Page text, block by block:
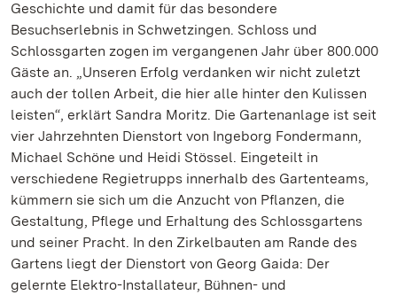
Geschichte und damit für das besondere
Besuchserlebnis in Schwetzingen. Schloss und
Schlossgarten zogen im vergangenen Jahr über 800.000
Gäste an. „Unseren Erfolg verdanken wir nicht zuletzt
auch der tollen Arbeit, die hier alle hinter den Kulissen
leisten“, erklärt Sandra Moritz. Die Gartenanlage ist seit
vier Jahrzehnten Dienstort von Ingeborg Fondermann,
Michael Schöne und Heidi Stössel. Eingeteilt in
verschiedene Regietrupps innerhalb des Gartenteams,
kümmern sie sich um die Anzucht von Pflanzen, die
Gestaltung, Pflege und Erhaltung des Schlossgartens
und seiner Pracht. In den Zirkelbauten am Rande des
Gartens liegt der Dienstort von Georg Gaida: Der
gelernte Elektro-Installateur, Bühnen- und